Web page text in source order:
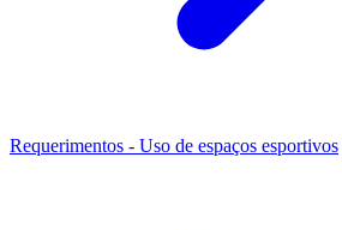
Requerimentos - Uso de espaços esportivos